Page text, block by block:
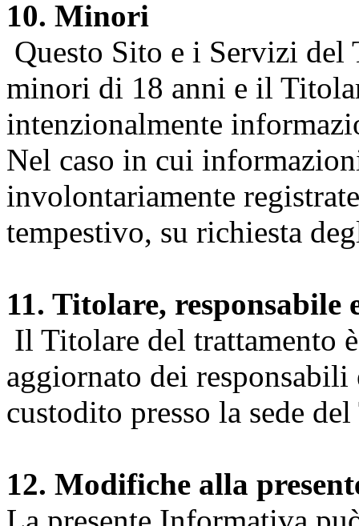
10. Minori
Questo Sito e i Servizi del
minori di 18 anni e il
intenzionalmente
Nel caso in cui
involontariamente
tempestivo, su richiesta
11. Titolare, responsabile
Il Titolare del trattamento
aggiornato dei
custodito presso la sede
12. Modifiche alla